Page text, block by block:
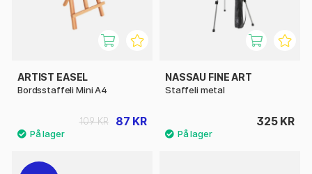
ARTIST EASEL
Bordsstaffeli Mini A4
87 KR
109 KR
NASSAU FINE ART
Staffeli metal
325 KR